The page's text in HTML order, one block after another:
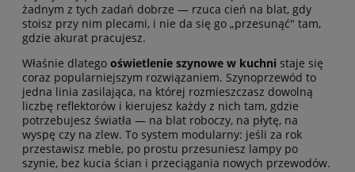
żadnym z tych zadań dobrze — rzuca cień na blat, gdy
stoisz przy nim plecami, i nie da się go „przesunąć" tam,
gdzie akurat pracujesz.
Właśnie dlatego oświetlenie szynowe w kuchni staje się
coraz popularniejszym rozwiązaniem. Szynoprzewód to
jedna linia zasilająca, na której rozmieszczasz dowolną
liczbę reflektorów i kierujesz każdy z nich tam, gdzie
potrzebujesz światła — na blat roboczy, na płytę, na
wyspę czy na zlew. To system modularny: jeśli za rok
przestawisz meble, po prostu przesuniesz lampy po
szynie, bez kucia ścian i przeciągania nowych przewodów.